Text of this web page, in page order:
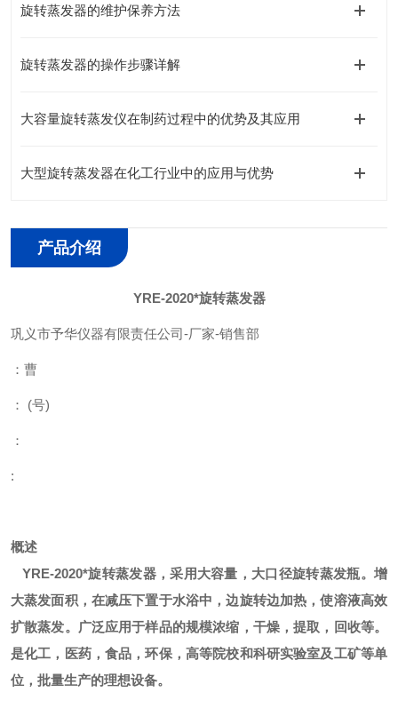
旋转蒸发器的维护保养方法
旋转蒸发器的操作步骤详解
大容量旋转蒸发仪在制药过程中的优势及其应用
大型旋转蒸发器在化工行业中的应用与优势
产品介绍
YRE-2020*旋转蒸发器
巩义市予华仪器有限责任公司-厂家-销售部
：曹
： (号)
：
:
概述
YRE-2020*旋转蒸发器，采用大容量，大口径旋转蒸发瓶。增
大蒸发面积，在减压下置于水浴中，边旋转边加热，使溶液高效
扩散蒸发。广泛应用于样品的规模浓缩，干燥，提取，回收等。
是化工，医药，食品，环保，高等院校和科研实验室及工矿等单
位，批量生产的理想设备。